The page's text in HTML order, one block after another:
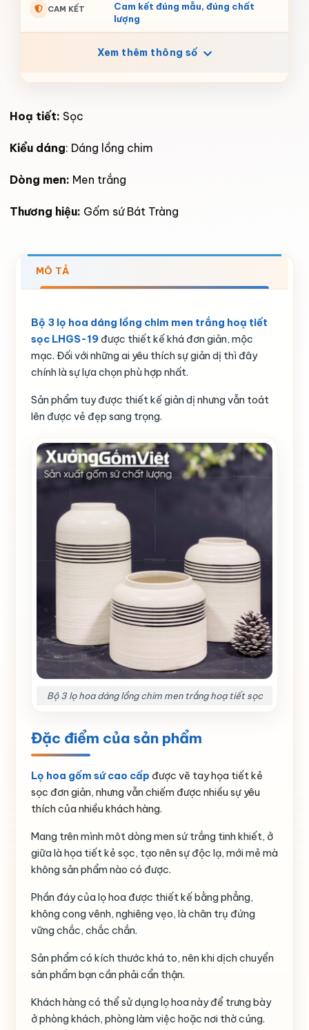
CAM KẾT
Cam kết đúng mẫu, đúng chất
lượng
Xem thêm thông số
Hoạ tiết: Sọc
Kiểu dáng: Dáng lồng chim
Dòng men: Men trắng
Thương hiệu: Gốm sứ Bát Tràng
MÔ TẢ
Bộ 3 lọ hoa dáng lồng chim men trắng hoạ tiết
sọc LHGS-19 được thiết kế khá đơn giản, mộc
mạc. Đối với những ai yêu thích sự giản dị thì đây
chính là sự lựa chọn phù hợp nhất.
Sản phẩm tuy được thiết kế giản dị nhưng vẫn toát
lên được vẻ đẹp sang trọng.
Bộ 3 lọ hoa dáng lồng chim men trắng hoạ tiết sọc
Đặc điểm của sản phẩm
Lọ hoa gốm sứ cao cấp được vẽ tay họa tiết kẻ
sọc đơn giản, nhưng vẫn chiếm được nhiều sự yêu
thích của nhiều khách hàng.
Mang trên mình môt dòng men sứ trắng tinh khiết, ở
giữa là họa tiết kẻ sọc, tạo nên sự độc lạ, mới mẻ mà
không sản phẩm nào có được.
Phần đáy của lọ hoa được thiết kế bằng phẳng,
không cong vênh, nghiêng vẹo, là chân trụ đứng
vững chắc, chắc chắn.
Sản phẩm có kích thước khá to, nên khi dịch chuyển
sản phẩm bạn cần phải cẩn thận.
Khách hàng có thể sử dụng lọ hoa này để trưng bày
ở phòng khách, phòng làm việc hoặc nơi thờ cúng.